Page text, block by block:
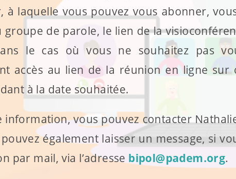
à laquelle vous pouvez vous abonner,
groupe de parole, le lien de la
le cas où vous ne souhaitez pas
accès au lien de la réunion en ligne
à la date souhaitée.
information, vous pouvez contacter
également laisser un message, si
par mail, via l’adresse bipol@padem.org.